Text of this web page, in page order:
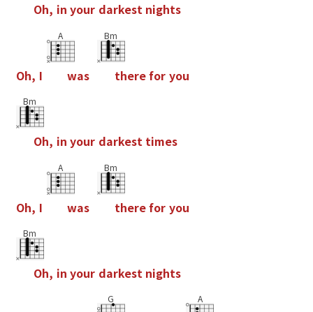
Oh, in your darkest nights
Oh, I
A
was
Bm
therefor you
Bm
Oh, in your darkest times
Oh, I
A
was
Bm
therefor you
Bm
Oh, in your darkest nights
G A